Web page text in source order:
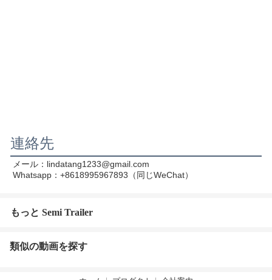
連絡先
Whatsapp：+8618995967893（同じWeChat）
もっと Semi Trailer
類似の動画を探す